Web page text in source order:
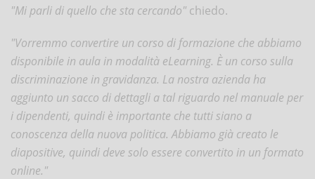
"Mi parli di quello che sta cercando" chiedo.
"Vorremmo convertire un corso di formazione che abbiamo
disponibile in aula in modalità eLearning. È un corso sulla
discriminazione in gravidanza. La nostra azienda ha
aggiunto un sacco di dettagli a tal riguardo nel manuale per
i dipendenti, quindi è importante che tutti siano a
conoscenza della nuova politica. Abbiamo già creato le
diapositive, quindi deve solo essere convertito in un formato
online."